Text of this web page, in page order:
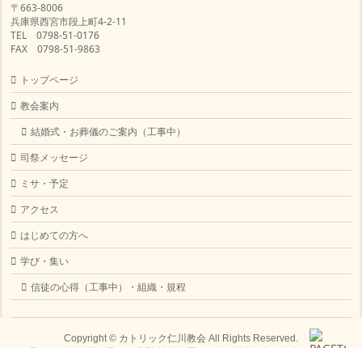
〒663-8006
兵庫県西宮市段上町4-2-11
TEL 0798-51-0176
FAX 0798-51-9863
トップページ
教会案内
結婚式・お葬儀のご案内（工事中）
司祭メッセージ
ミサ・予定
アクセス
はじめての方へ
学び・集い
信徒の心得（工事中）・組織・規程
Copyright © カトリック仁川教会All Rights Reserved.